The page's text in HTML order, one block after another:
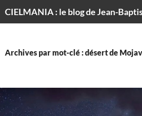
Archives par mot-clé : désert de